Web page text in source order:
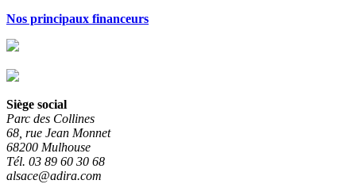
Nos principaux financeurs
Siège social
Parc des Collines
68, rue Jean Monnet
68200 Mulhouse
Tél. 03 89 60 30 68
alsace@adira.com